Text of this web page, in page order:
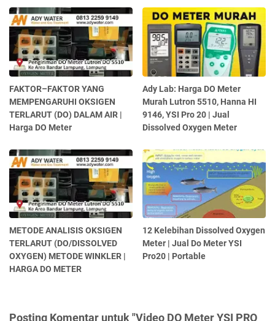
FAKTOR–FAKTOR YANG
MEMPENGARUHI OKSIGEN
TERLARUT (DO) DALAM AIR |
Harga DO Meter
Ady Lab: Harga DO Meter
Murah Lutron 5510, Hanna HI
9146, YSI Pro 20 | Jual
Dissolved Oxygen Meter
METODE ANALISIS OKSIGEN
TERLARUT (DO/DISSOLVED
OXYGEN) METODE WINKLER |
HARGA DO METER
12 Kelebihan Dissolved Oxygen
Meter | Jual Do Meter YSI
Pro20 | Portable
Posting Komentar untuk "Video DO Meter YSI PRO